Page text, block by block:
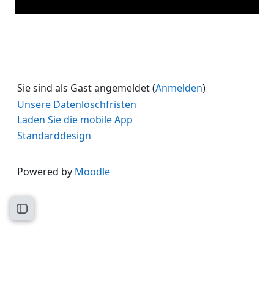
Kursindex öffnen
Sie sind als Gast angemeldet (Anmelden)
Unsere Datenlöschfristen
Laden Sie die mobile App
Standarddesign
Powered by Moodle